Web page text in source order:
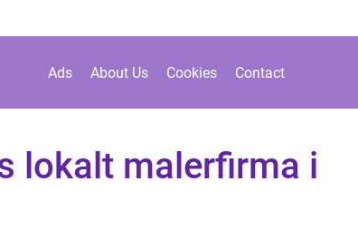
Ads About Us Cookies Contact
lokalt malerfirma i